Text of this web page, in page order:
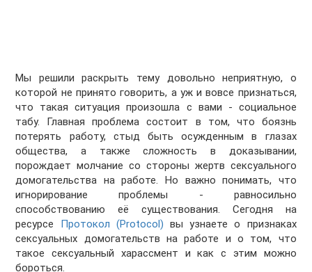
Мы решили раскрыть тему довольно неприятную, о
которой не принято говорить, а уж и вовсе признаться,
что такая ситуация произошла с вами - социальное
табу. Главная проблема состоит в том, что боязнь
потерять работу, стыд быть осужденным в глазах
общества, а также сложность в доказывании,
порождает молчание со стороны жертв сексуального
домогательства на работе. Но важно понимать, что
игнорирование проблемы - равносильно
способствованию её существования. Сегодня на
ресурсе Протокол (Protocol)вы узнаете о признаках
сексуальных домогательств на работе и о том, что
такое сексуальный харассмент и как с этим можно
бороться.